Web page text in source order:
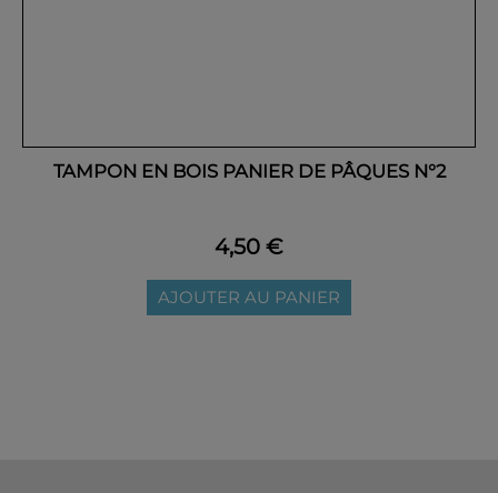
TAMPON EN BOIS PANIER DE PÂQUES N°2
4,50 €
AJOUTER AU PANIER